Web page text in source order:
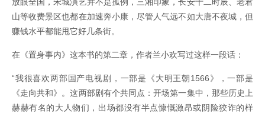
放眼全国，宋城演艺并不是孤例，三湘印象，长安十二时辰、老君
山等收费景区也都在加速奔小康，尽管人气远不如大唐不夜城，但
赚钱水平都能甩它好几条街。
在《置身事内》这本书的第二章，作者兰小欢写过这样一段话：
“我很喜欢两部国产电视剧，一部是《大明王朝1566》，一部是
《走向共和》。这两部剧有个共同点：开场第一集中，那些历史上
赫赫有名的大人物们，出场都没有半点慷慨激昂或阴险狡诈的样